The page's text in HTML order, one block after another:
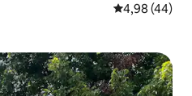
Évaluation
4,98 (44)